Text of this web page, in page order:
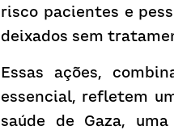
risco pacientes e
deixados sem
Essas ações,
essencial, refletem
saúde de Gaza,